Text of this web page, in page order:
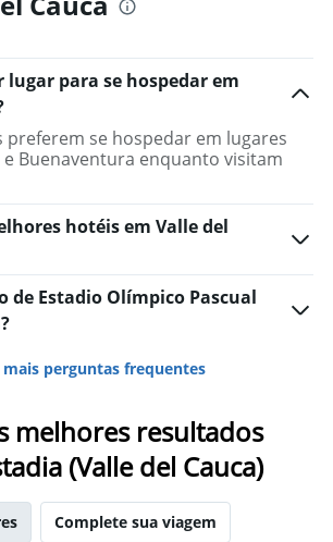
lugar para se hospedar em
preferem se hospedar em lugares
e Buenaventura enquanto visitam
hotéis em Valle del
de Estadio Olímpico Pascual
mais perguntas frequentes
melhores resultados
(Valle del Cauca)
Complete sua viagem